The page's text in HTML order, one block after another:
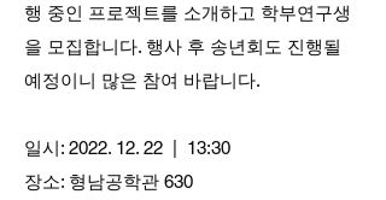
행 중인 프로젝트를 소개하고 학부연구생
을 모집합니다. 행사 후 송년회도 진행될
예정이니 많은 참여 바랍니다.
일시: 2022. 12. 22 | 13:30
장소: 형남공학관 630